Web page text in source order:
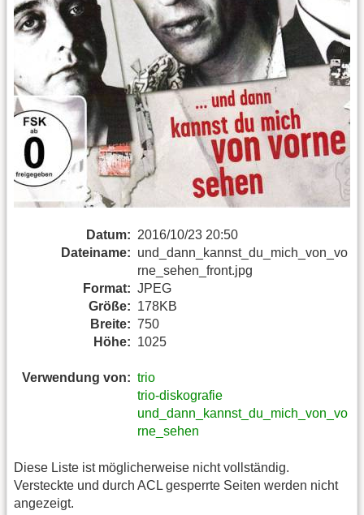
Datum: 2016/10/23 20:50
Dateiname: und_dann_kannst_du_mich_von_vo
rne_sehen_front.jpg
Format: JPEG
Größe: 178KB
Breite: 750
Höhe: 1025
Verwendung von: trio
trio-diskografie
und_dann_kannst_du_mich_von_vo
rne_sehen
Diese Liste ist möglicherweise nicht vollständig.
Versteckte und durch ACL gesperrte Seiten werden nicht
angezeigt.